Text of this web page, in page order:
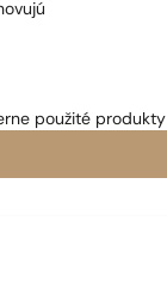
použité